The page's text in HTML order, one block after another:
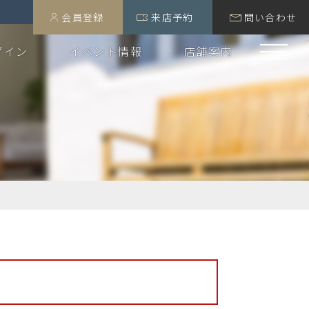
会員登録 来店予約 問い合わせ
ン イベント情報 店舗案内